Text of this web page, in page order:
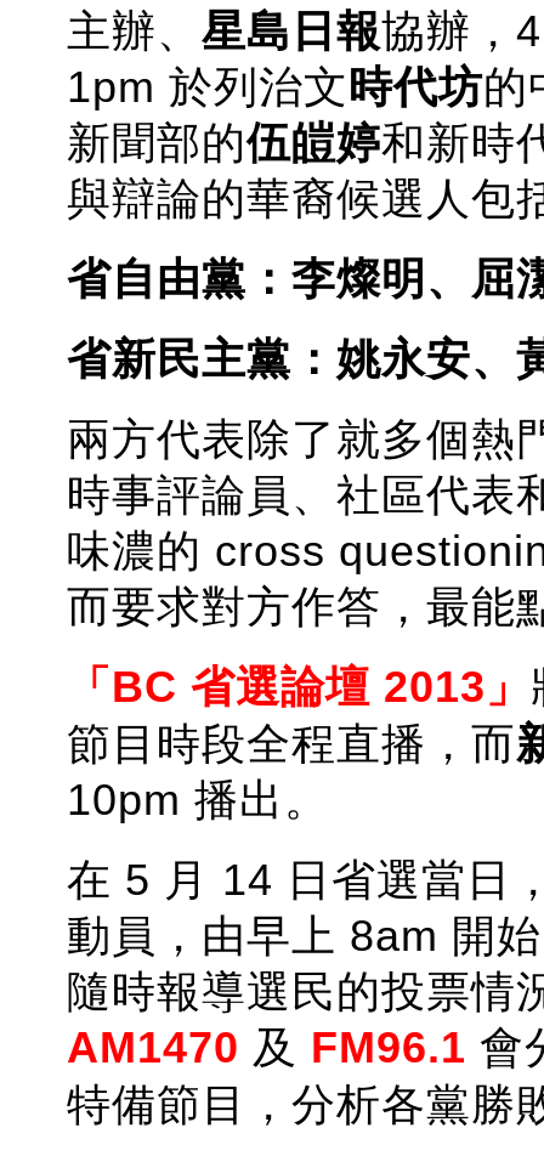
主辦、 星島日報協辦，
1pm 於列治文時代坊的
新聞部的伍皚婷和新時
與辯論的華裔候選人包
省自由黨：李燦明、屈
省新民主黨：姚永安、
兩方代表除了就多個熱
時事評論員、社區代表
味濃的 cross
而要求對方作答，最能
「BC 省選論壇 2013」
節目時段全程直播，而
10pm 播出。
在 5 月 14 日省選當日
動員，由早上 8am 開
隨時報導選民的投票情
AM1470 及 FM96.1 會
特備節目，分析各黨勝